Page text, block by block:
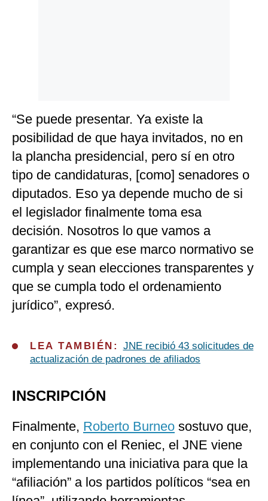
“Se puede presentar. Ya existe la
posibilidad de que haya invitados, no en
la plancha presidencial, pero sí en otro
tipo de candidaturas, [como] senadores o
diputados. Eso ya depende mucho de si
el legislador finalmente toma esa
decisión. Nosotros lo que vamos a
garantizar es que ese marco normativo se
cumpla y sean elecciones transparentes y
que se cumpla todo el ordenamiento
jurídico”, expresó.
LEA TAMBIÉN: JNE recibió 43 solicitudes de
actualización de padrones de afiliados
INSCRIPCIÓN
Finalmente, Roberto Burneo sostuvo que,
en conjunto con el Reniec, el JNE viene
implementando una iniciativa para que la
“afiliación” a los partidos políticos “sea en